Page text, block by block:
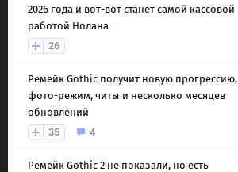
2026 года и вот-вот станет самой кассовой
работой Нолана
26
Ремейк Gothic получит новую прогрессию,
фото-режим, читы и несколько месяцев
обновлений
35
4
Ремейк Gothic 2 не показали, но есть